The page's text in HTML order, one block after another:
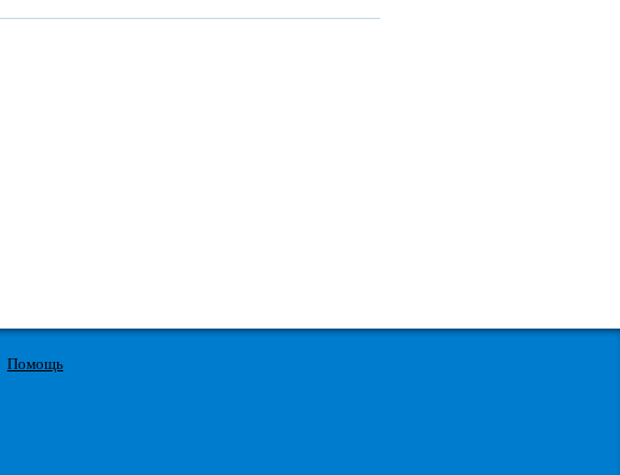
Помощь